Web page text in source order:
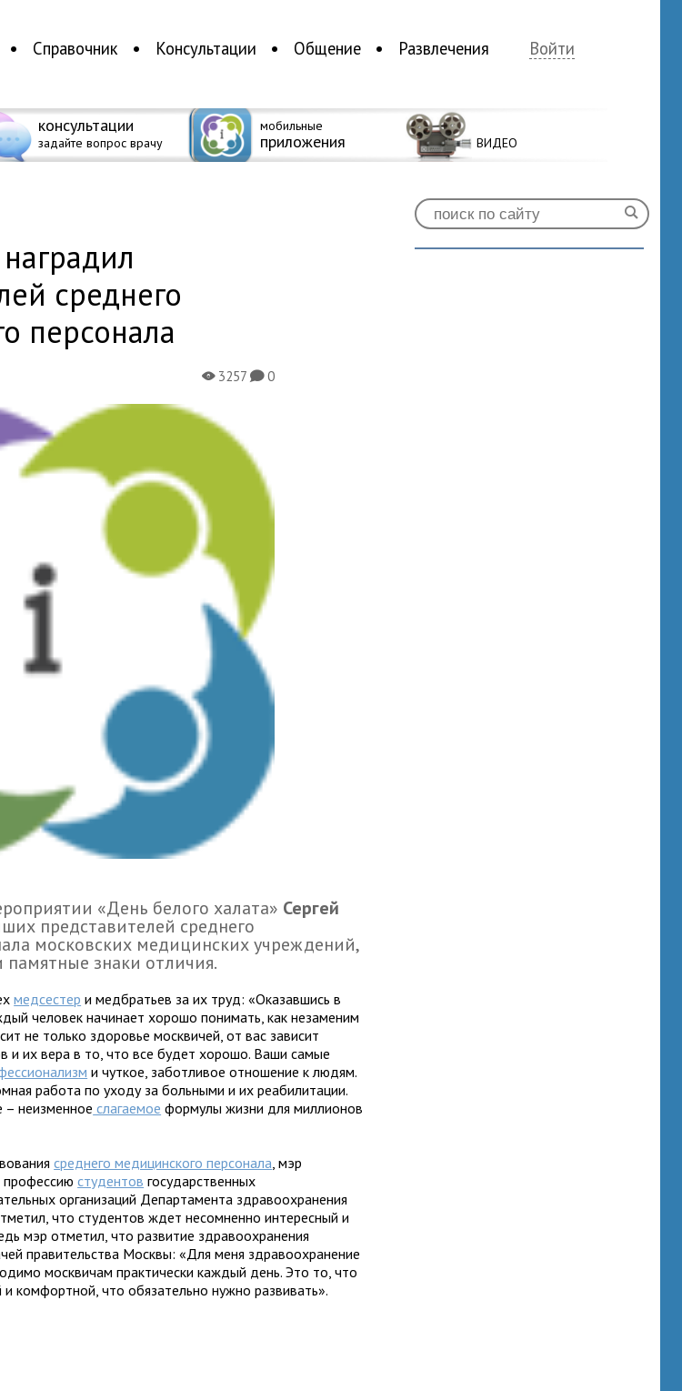
Справочник Консультации Общение Развлечения Войти
консультации
задайте вопрос врачу
мобильные
приложения ВИДЕО
среднего
персонала
X3257K0
«День белого халата» Сергей
представителей среднего
московских медицинских учреждений,
знаки отличия.
медсестер и медбратьев за их труд: «Оказавшись в
человек начинает хорошо понимать, как незаменим
не только здоровье москвичей, от вас зависит
и их вера в то, что все будет хорошо. Ваши самые
и чуткое, заботливое отношение к людям.
работа по уходу за больными и их реабилитации.
– неизменное слагаемое формулы жизни для миллионов
среднего медицинского персонала, мэр
профессиюстудентов государственных
организаций Департамента здравоохранения
что студентов ждет несомненно интересный и
мэр отметил, что развитие здравоохранения
правительства Москвы: «Для меня здравоохранение
москвичам практически каждый день. Это то, что
комфортной, что обязательно нужно развивать».